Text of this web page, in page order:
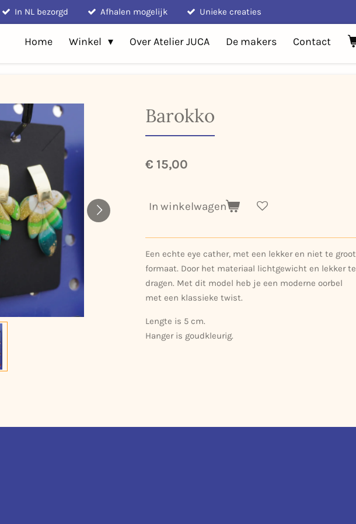
In NL bezorgd Afhalen mogelijk Unieke creaties
Home Winkel Over Atelier JUCA De makers Contact
Barokko
€ 15,00
In winkelwagen
Een echte eye cather, met een lekker en niet te groot
formaat. Door het materiaal lichtgewicht en lekker te
dragen. Met dit model heb je een moderne oorbel
met een klassieke twist.
Lengte is 5 cm.
Hanger is goudkleurig.